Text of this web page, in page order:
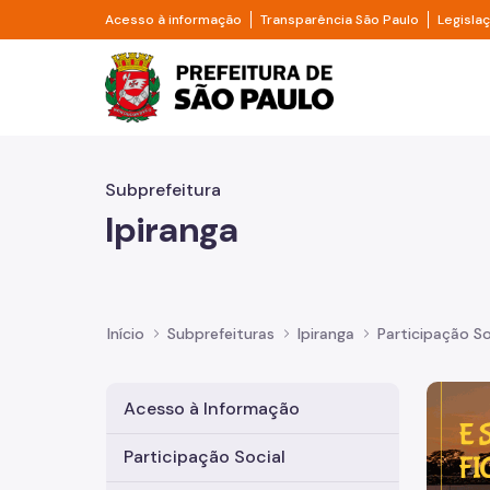
Pular para o Conteúdo principal
Acesso à informação Divisor de acesso à informação
Transparência São Paulo Divisor
Prefeitura de São
Subprefeitura
Ipiranga
Início Subprefeituras Ipiranga Participação
Acesso à Informação
Participação Social